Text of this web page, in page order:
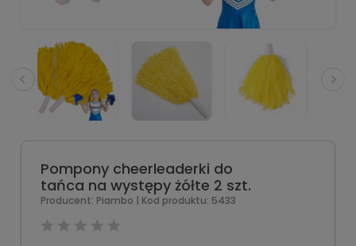
Pompony cheerleaderki do
tańca na występy żółte 2 szt.
Producent: Piambo | Kod produktu: 5433